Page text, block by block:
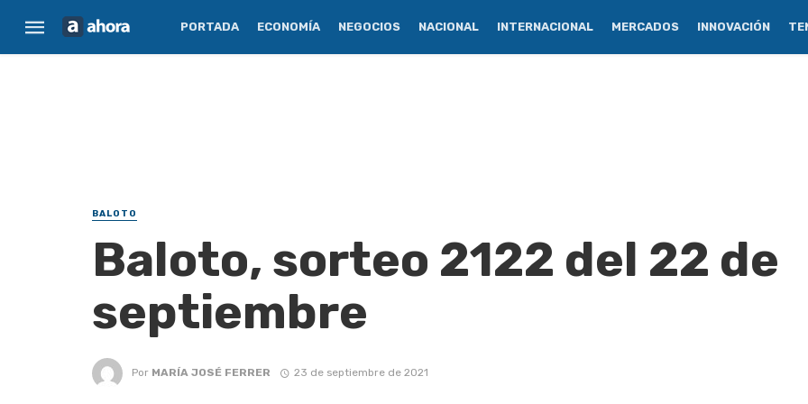
PORTADA ECONOMÍA NEGOCIOS NACIONAL INTERNACIONAL MERCADOS INNOVACIÓN
BALOTO
Baloto, sorteo 2122 del 22 de
septiembre
Por MARÍA JOSÉ FERRER 23 de septiembre de 2021